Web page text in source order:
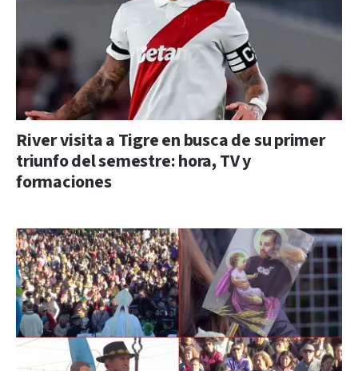
River visita a Tigre en busca de su primer
triunfo del semestre: hora, TV y
formaciones